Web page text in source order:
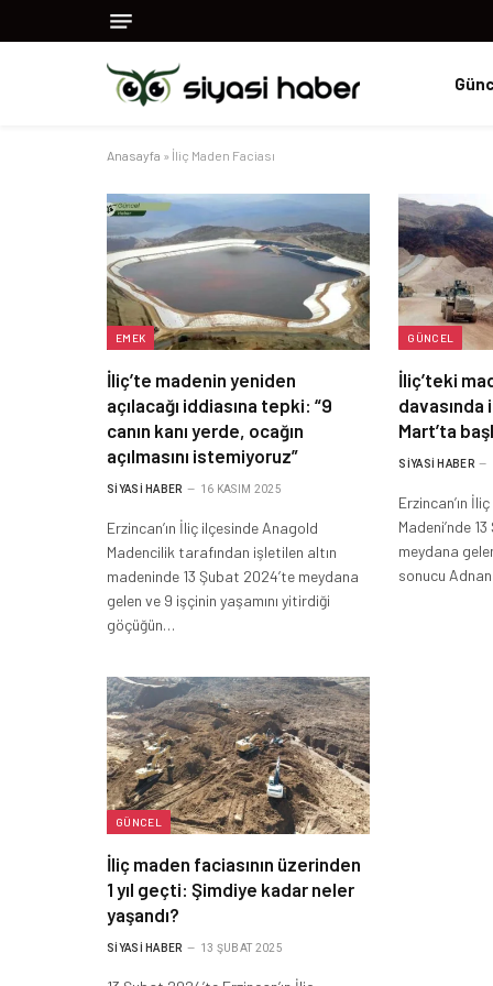
Anasayfa » İliç Maden Faciası
EMEK
İliç’te madenin yeniden
açılacağı iddiasına tepki: “9
canın kanı yerde, ocağın
açılmasını istemiyoruz”
SIYASI HABER 16 KASIM 2025
Erzincan’ın İliç ilçesinde Anagold
Madencilik tarafından işletilen altın
madeninde 13 Şubat 2024’te meydana
gelen ve 9 işçinin yaşamını yitirdiği
göçüğün…
GÜNCEL
İliç’teki
davasında
Mart’ta
SIYASI HABER
Erzincan’ın
Madeni’nde
meydana
sonucu
GÜNCEL
İliç maden faciasının üzerinden
1 yıl geçti: Şimdiye kadar neler
yaşandı?
SIYASI HABER 13 ŞUBAT 2025